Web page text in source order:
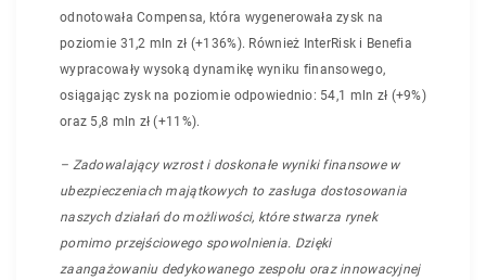
odnotowała Compensa, która wygenerowała zysk na
poziomie 31,2 mln zł (+136%). Również InterRisk i Benefia
wypracowały wysoką dynamikę wyniku finansowego,
osiągając zysk na poziomie odpowiednio: 54,1 mln zł (+9%)
oraz 5,8 mln zł (+11%).
– Zadowalający wzrost i doskonałe wyniki finansowe w
ubezpieczeniach majątkowych to zasługa dostosowania
naszych działań do możliwości, które stwarza rynek
pomimo przejściowego spowolnienia. Dzięki
zaangażowaniu dedykowanego zespołu oraz innowacyjnej